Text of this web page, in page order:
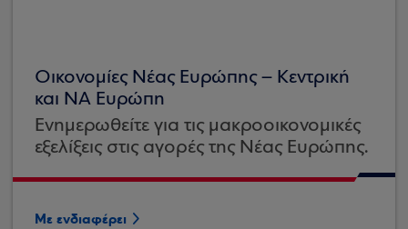
Οικονομίες Νέας Ευρώπης – Κεντρική
και ΝΑ Ευρώπη
Ενημερωθείτε για τις μακροοικονομικές
εξελίξεις στις αγορές της Νέας Ευρώπης.
Με ενδιαφέρει